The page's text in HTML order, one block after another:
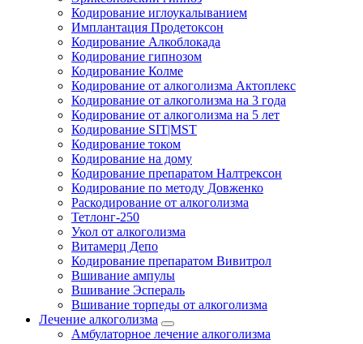
Кодирование иглоукалыванием
Имплантация Продетоксон
Кодирование Алкоблокада
Кодирование гипнозом
Кодирование Колме
Кодирование от алкоголизма Актоплекс
Кодирование от алкоголизма на 3 года
Кодирование от алкоголизма на 5 лет
Кодирование SIT|MST
Кодирование током
Кодирование на дому
Кодирование препаратом Налтрексон
Кодирование по методу Довженко
Раскодирование от алкоголизма
Тетлонг-250
Укол от алкоголизма
Витамерц Депо
Кодирование препаратом Вивитрол
Вшивание ампулы
Вшивание Эспераль
Вшивание торпеды от алкоголизма
Лечение алкоголизма
Амбулаторное лечение алкоголизма